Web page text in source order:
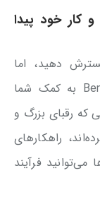
خود پیدا
دهید، اما
نمی‌دانید کدام راه بهتر است، Benchmarking به کمک شما
که رقبای بزرگ و
راهکارهای
فرآیند